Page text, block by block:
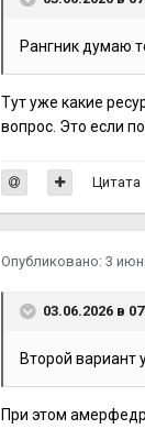
Рангник думаю
Тут уже какие
вопрос. Это если
Цитата
Опубликовано: 3
03.06.2026 в
Второй вариант
При этом